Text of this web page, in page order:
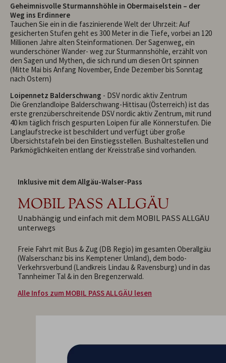
Geheimnisvolle Sturmannshöhle in Obermaiselstein – der
Weg ins Erdinnere
Tauchen Sie ein in die faszinierende Welt der Uhrzeit: Auf
gesicherten Stufen geht es 300 Meter in die Tiefe, vorbei an 120
Millionen Jahre alten Steinformationen. Der Sagenweg, ein
wunderschöner Wander- weg zur Sturmannshöhle, erzählt von
den Sagen und Mythen, die sich rund um diesen Ort spinnen
(Mitte Mai bis Anfang November, Ende Dezember bis Sonntag
nach Ostern)
Loipennetz Balderschwang - DSV nordic aktiv Zentrum
Die Grenzlandloipe Balderschwang-Hittisau (Österreich) ist das
erste grenzüberschreitende DSV nordic aktiv Zentrum, mit rund
40 km täglich frisch gespurten Loipen für alle Könnerstufen. Die
Langlaufstrecke ist beschildert und verfügt über große
Übersichtstafeln bei den Einstiegsstellen. Bushaltestellen und
Parkmöglichkeiten entlang der Kreisstraße sind vorhanden.
Inklusive mit dem Allgäu-Walser-Pass
MOBIL PASS ALLGÄU
Unabhängig und einfach mit dem MOBIL PASS ALLGÄU
unterwegs
Freie Fahrt mit Bus & Zug (DB Regio) im gesamten Oberallgäu
(Walserschanz bis ins Kemptener Umland), dem bodo-
Verkehrsverbund (Landkreis Lindau & Ravensburg) und in das
Tannheimer Tal & in den Bregenzerwald.
Alle Infos zum MOBIL PASS ALLGÄU lesen